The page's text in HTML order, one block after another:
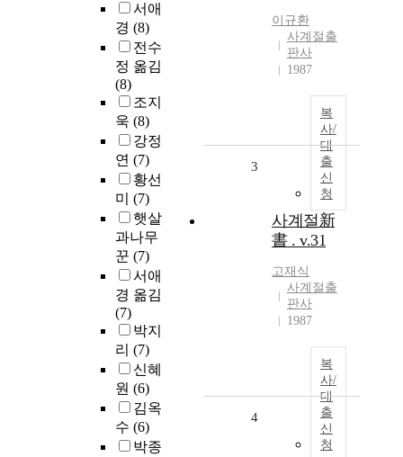
서애
경 (8)
전수
정 옮김
(8)
조지
욱 (8)
강정
연 (7)
황선
미 (7)
햇살
과나무
꾼 (7)
서애
경 옮김
(7)
박지
리 (7)
신혜
원 (6)
김옥
수 (6)
박종
이규환
사계절출
판사
1987
복
사/
대
출
신
청
3
사계절新
書 . v.31
고재식
사계절출
판사
1987
복
사/
대
출
신
청
4